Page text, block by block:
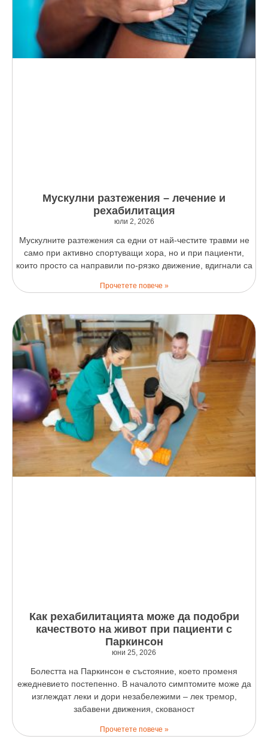
Мускулни разтежения – лечение и
рехабилитация
юли 2, 2026
Мускулните разтежения са едни от най-честите травми не
само при активно спортуващи хора, но и при пациенти,
които просто са направили по-рязко движение, вдигнали са
Прочетете повече »
Как рехабилитацията може да подобри
качеството на живот при пациенти с
Паркинсон
юни 25, 2026
Болестта на Паркинсон е състояние, което променя
ежедневието постепенно. В началото симптомите може да
изглеждат леки и дори незабележими – лек тремор,
забавени движения, скованост
Прочетете повече »